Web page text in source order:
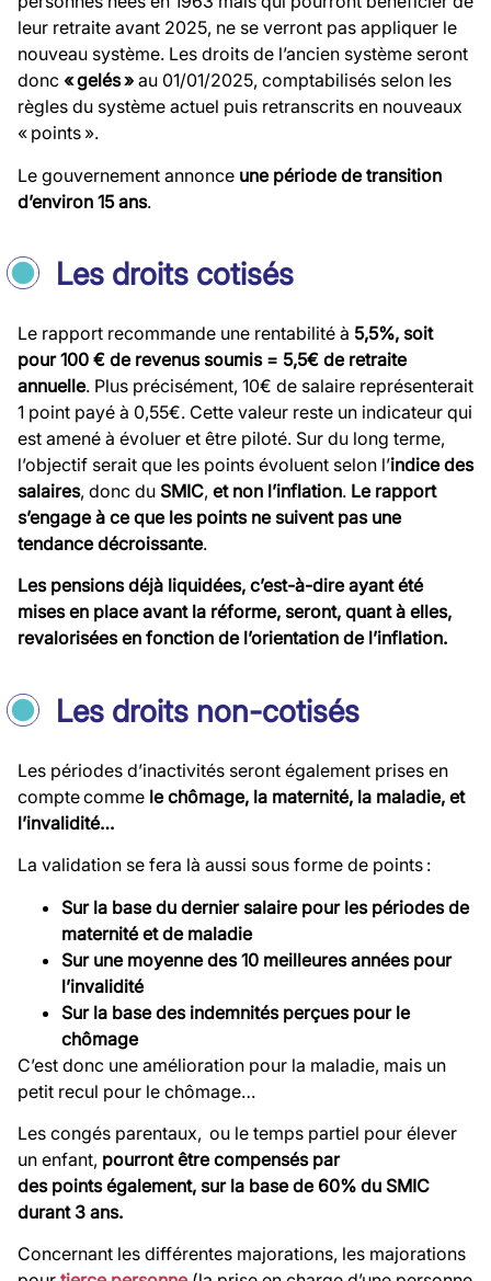
leur retraite avant 2025, ne se verront pas appliquer le
nouveau système. Les droits de l’ancien système seront
donc « gelés » au 01/01/2025, comptabilisés selon les
règles du système actuel puis retranscrits en nouveaux
« points ».
Le gouvernement annonce une période de transition
d’environ 15 ans.
Les droits cotisés
Le rapport recommande une rentabilité à 5,5%, soit
pour 100 € de revenus soumis = 5,5€ de retraite
annuelle. Plus précisément, 10€ de salaire représenterait
1 point payé à 0,55€. Cette valeur reste un indicateur qui
est amené à évoluer et être piloté. Sur du long terme,
l’objectif serait que les points évoluent selon l’indice des
salaires, donc du SMIC, et non l’inflation. Le rapport
s’engage à ce que les points ne suivent pas une
tendance décroissante.
Les pensions déjà liquidées, c’est-à-dire ayant été
mises en place avant la réforme, seront, quant à elles,
revalorisées en fonction de l’orientation de l’inflation.
Les droits non-cotisés
Les périodes d’inactivités seront également prises en
compte comme le chômage, la maternité, la maladie, et
l’invalidité…
La validation se fera là aussi sous forme de points :
Sur la base du dernier salaire pour les périodes de
maternité et de maladie
Sur une moyenne des 10 meilleures années pour
l’invalidité
Sur la base des indemnités perçues pour le
chômage
C’est donc une amélioration pour la maladie, mais un
petit recul pour le chômage…
Les congés parentaux, ou le temps partiel pour élever
un enfant, pourront être compensés par
des points également, sur la base de 60% du SMIC
durant 3 ans.
Concernant les différentes majorations, les majorations